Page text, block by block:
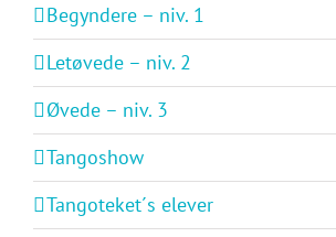
Begyndere – niv. 1
Letøvede – niv. 2
Øvede – niv. 3
Tangoshow
Tangoteket´s elever